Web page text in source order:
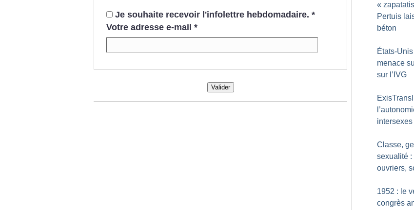
Je souhaite recevoir l'infolettre hebdomadaire. *
Votre adresse e-mail *
Valider
«
Pertuis
béton
États-
menace
sur l’IVG
intersexes
Classe,
sexualité :
ouvriers,
1952 : le
congrès